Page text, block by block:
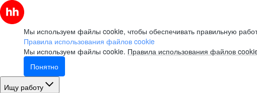
Мы используем файлы cookie, чтобы обеспечивать правильную
Правила использования файлов cookie
Мы используем файлы cookie. Правила использования файлов
Понятно
Ищу работу